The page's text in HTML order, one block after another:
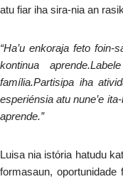
atu fiar iha sira-nia an
“Ha’u enkoraja feto
kontinua
família.Partisipa iha
esperiénsia atu nune’e
aprende.”
Luisa nia istória hatudu
formasaun, oportunidade